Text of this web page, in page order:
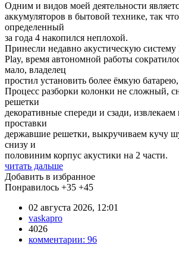
Одним и видов моей деятельности
аккумуляторов в бытовой технике, так
определенный
за года 4 накопился неплохой.
Принесли недавно акустическую
Play, время автономной работы
мало, владелец
простил установить более ёмкую
Процесс разборки колонки не сложный,
решетки
декоративные спереди и сзади,
проставки
державшие решетки, выкручиваем кучу
снизу и
половиним корпус акустики на 2 части.
читать дальше
Добавить в избранное
Понравилось +35 +45
02 августа 2026, 12:01
vaskapro
4026
комментарии: 96